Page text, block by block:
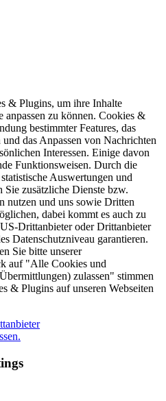
& Plugins, um ihre Inhalte
anpassen zu können. Cookies &
bestimmter Features, das
das Anpassen von Nachrichten
Interessen. Einige davon
Funktionsweisen. Durch die
Auswertungen und
zusätzliche Dienste bzw.
nutzen und uns sowie Dritten
dabei kommt es auch zu
Drittanbieter oder Drittanbieter
Datenschutzniveau garantieren.
Sie bitte unserer
auf "Alle Cookies und
zulassen" stimmen
& Plugins auf unseren Webseiten